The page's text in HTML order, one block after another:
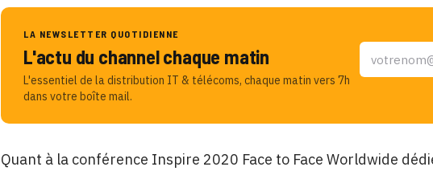
LA NEWSLETTER QUOTIDIENNE
L'actu du channel chaque matin
L'essentiel de la distribution IT & télécoms, chaque matin vers 7h
dans votre boîte mail.
Quant à la conférence Inspire 2020 Face to Face Worldwide